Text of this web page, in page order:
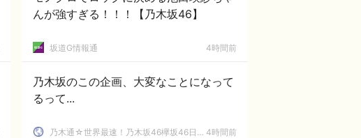
んが強すぎる！！！【乃木坂46】
坂道G情報通 4時間前
乃木坂のこの企画、大変なことになって
るって...
乃木通☆世界最速！乃木坂46欅坂46日向坂46速報まとめ 4時間前